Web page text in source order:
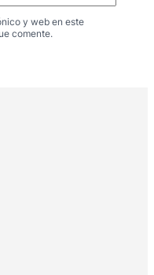
y web en este
comente.